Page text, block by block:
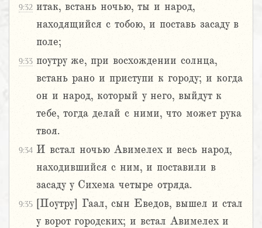
9:32 итак, встань ночью, ты и народ,
находящийся с тобою, и поставь засаду в
поле;
9:33 поутру же, при восхождении солнца,
встань рано и приступи к городу; и когда
он и народ, который у него, выйдут к
тебе, тогда делай с ними, что может рука
твоя.
9:34 И встал ночью Авимелех и весь народ,
находившийся с ним, и поставили в
засаду у Сихема четыре отряда.
9:35
[Поутру] Гаал, сын Еведов, вышел и стал
у ворот городских; и встал Авимелех и